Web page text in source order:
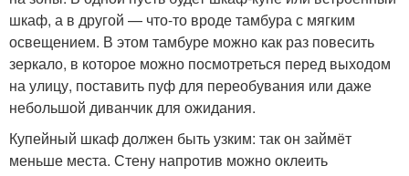
шкаф, а в другой — что-то вроде тамбура с мягким
освещением. В этом тамбуре можно как раз повесить
зеркало, в которое можно посмотреться перед выходом
на улицу, поставить пуф для переобувания или даже
небольшой диванчик для ожидания.
Купейный шкаф должен быть узким: так он займёт
меньше места. Стену напротив можно оклеить